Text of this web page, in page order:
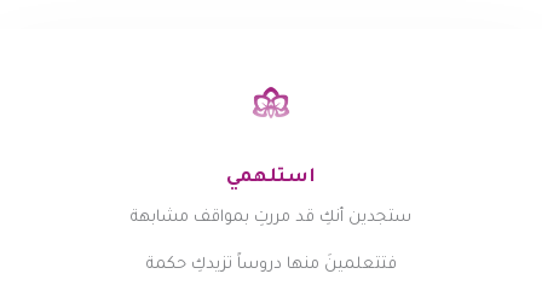
استلهمي
ستجدين أنكِ قد مررتِ بمواقف مشابهة
فتتعلمينَ منها دروساً تزيدكِ حكمة